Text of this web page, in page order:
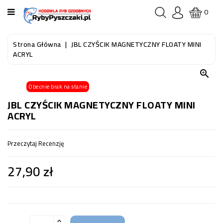
KATEGORIA
STRONA
GŁÓWNA
RYBY
AKWARIOWE
RYBY
WODNEGO
STAWU
0
Strona Główna JBL CZYŚCIK MAGNETYCZNY FLOATY MINI
ACRYL
Obecnie brak na stanie

JBL CZYŚCIK MAGNETYCZNY FLOATY MINI
ACRYL
Przeczytaj Recenzję
27,90 zł